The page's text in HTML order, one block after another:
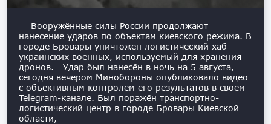
Вооружённые силы России продолжают
нанесение ударов по объектам киевского режима. В
городе Бровары уничтожен логистический хаб
украинских военных, используемый для хранения
дронов. Удар был нанесён в ночь на 5 августа,
сегодня вечером Минобороны опубликовало видео
с объективным контролем его результатов в своём
Telegram-канале. Был поражён транспортно-
логистический центр в городе Бровары Киевской
области,